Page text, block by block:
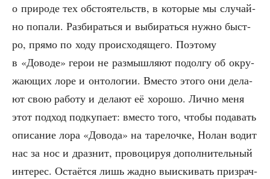
о при­ро­де тех обсто­я­тельств, в кото­рые мы слу­чай­
но попа­ли. Раз­би­рать­ся и выби­рать­ся нуж­но быст­
ро, пря­мо по ходу про­ис­хо­дя­ще­го. Поэто­му
в «Дово­де» герои не раз­мыш­ля­ют подол­гу об окру­
жа­ю­щих лоре и онто­ло­гии. Вме­сто это­го они дела­
ют свою рабо­ту и дела­ют её хоро­шо. Лич­но меня
этот под­ход под­ку­па­ет: вме­сто того, что­бы пода­вать
опи­са­ние лора «Дово­да» на таре­лоч­ке, Нолан водит
нас за нос и драз­нит, про­во­ци­руя допол­ни­тель­ный
инте­рес. Оста­ёт­ся лишь жад­но выис­ки­вать при­зрач­